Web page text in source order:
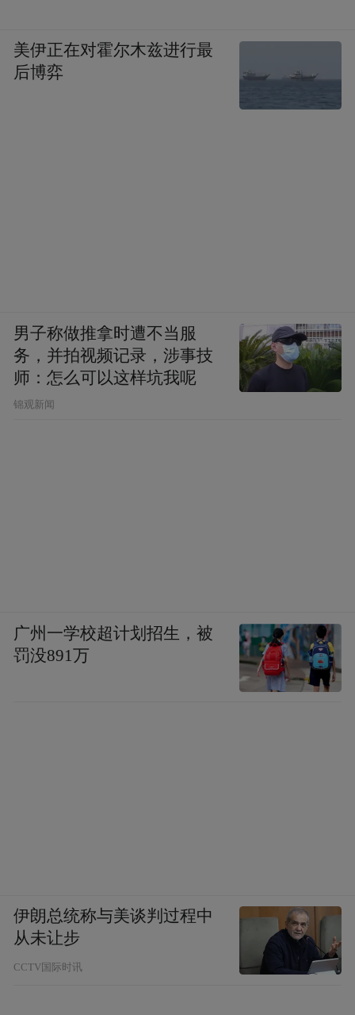
美伊正在对霍尔木兹进行最
后博弈
男子称做推拿时遭不当服
务，并拍视频记录，涉事技
师：怎么可以这样坑我呢
锦观新闻
广州一学校超计划招生，被
罚没891万
伊朗总统称与美谈判过程中
从未让步
CCTV国际时讯